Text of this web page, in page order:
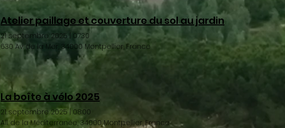
Atelier paillage et couverture du sol au jardin
21 septembre 2025 | 07:30
630 Av. de la Mer, 34000 Montpellier, France
La boîte à vélo 2025
21 septembre 2025| 08:00
All. de la Méditerranée, 34000 Montpellier, France